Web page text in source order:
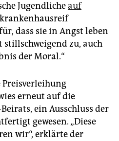
Jugendlicheauf
dass sie in Angst leben
stillschweigend zu, auch
der Moral.“
Preisverleihung
erneut auf die
ein Ausschluss der
gewesen. „Diese
wir“, erklärte der